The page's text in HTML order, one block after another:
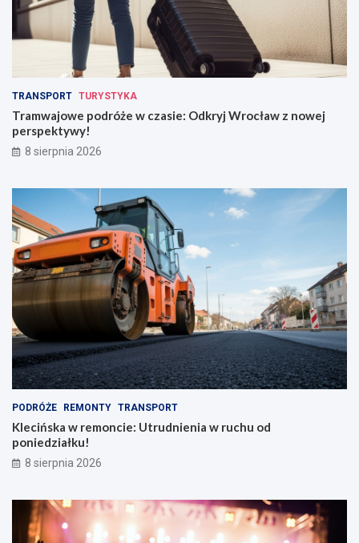
TRANSPORT TURYSTYKA
Tramwajowe podróże w czasie: Odkryj Wrocław z nowej
perspektywy!
8 sierpnia 2026
PODRÓŻE REMONTY TRANSPORT
Klecińska w remoncie: Utrudnienia w ruchu od
poniedziałku!
8 sierpnia 2026